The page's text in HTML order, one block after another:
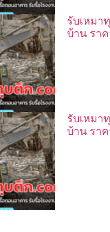
รับเหมา
บ้าน รา
รับเหมา
บ้าน รา